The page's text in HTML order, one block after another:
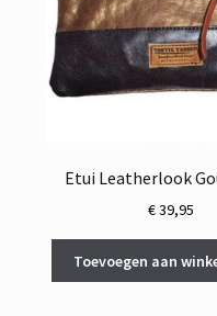
Etui Leatherlook
€39,95
Toevoegen aan